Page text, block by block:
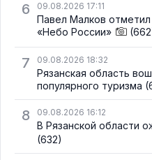
6 09.08.2026 17:11
Павел Малков
«Небо России»
7 09.08.2026 18:32
Рязанская область
популярного туризма
8 09.08.2026 16:12
В Рязанской области
(632)